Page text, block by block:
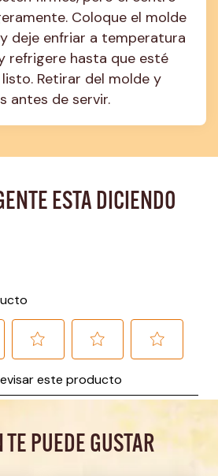
Coloque el molde
deje enfriar a temperatura
refrigere hasta que esté
Retirar del molde y
antes de servir.
ESTA DICIENDO
TE PUEDE GUSTAR